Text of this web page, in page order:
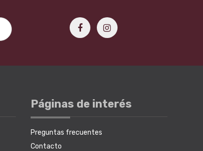
Páginas de interés
Preguntas frecuentes
Contacto